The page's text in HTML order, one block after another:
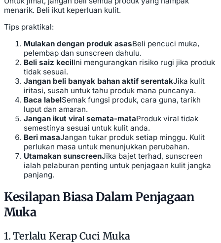
menarik. Beli ikut keperluan kulit.
Tips praktikal:
Mulakan dengan produk asasBeli pencuci muka,
pelembap dan sunscreen dahulu.
Beli saiz kecilIni mengurangkan risiko rugi jika produk
tidak sesuai.
Jangan beli banyak bahan aktif serentakJika kulit
iritasi, susah untuk tahu produk mana puncanya.
Baca labelSemak fungsi produk, cara guna, tarikh
luput dan amaran.
Jangan ikut viral semata-mataProduk viral tidak
semestinya sesuai untuk kulit anda.
Beri masaJangan tukar produk setiap minggu. Kulit
perlukan masa untuk menunjukkan perubahan.
Utamakan sunscreenJika bajet terhad, sunscreen
ialah pelaburan penting untuk penjagaan kulit jangka
panjang.
Kesilapan Biasa Dalam Penjagaan
Muka
1. Terlalu Kerap Cuci Muka